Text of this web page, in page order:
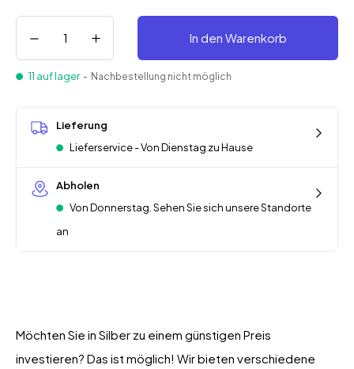
In den Warenkorb
11 auf lager - Nachbestellung nicht möglich
Lieferung
Lieferservice - Von Dienstag zu Hause
Abholen
Von Donnerstag. Sehen Sie sich unsere Standorte
an
Möchten Sie in Silber zu einem günstigen Preis
investieren? Das ist möglich! Wir bieten verschiedene